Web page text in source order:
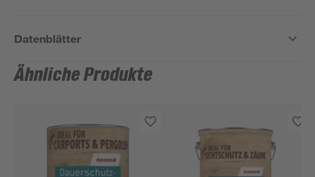
Datenblätter
Ähnliche Produkte